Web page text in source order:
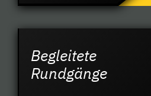
Begleitete
Rundgänge